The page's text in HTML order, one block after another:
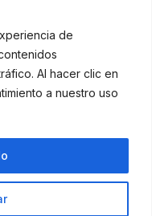
de
Al hacer clic en
a nuestro uso
6 M€
y más de
Investigando
·Podcast·